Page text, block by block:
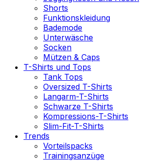
Shorts
Funktionskleidung
Bademode
Unterwäsche
Socken
Mützen & Caps
T-Shirts und Tops
Tank Tops
Oversized T-Shirts
Langarm-T-Shirts
Schwarze T-Shirts
Kompressions-T-Shirts
Slim-Fit-T-Shirts
Trends
Vorteilspacks
Trainingsanzüge